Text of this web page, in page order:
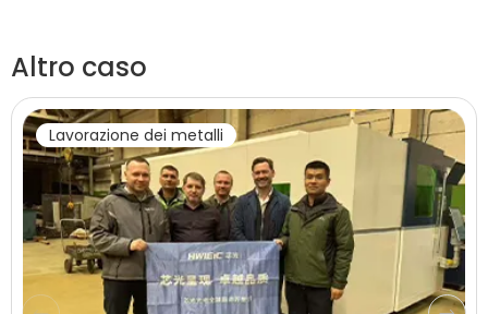
Altro caso
Lavorazione dei metalli